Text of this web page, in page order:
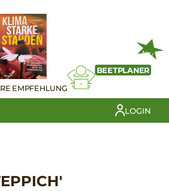
EMPFEHLUNG
NEU
BEETPLANER
LOGIN